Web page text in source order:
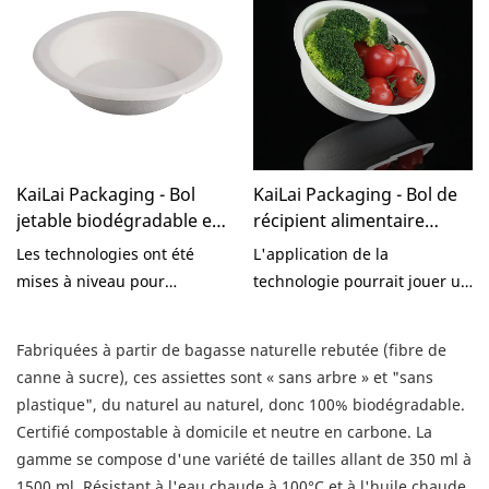
Fabriquées à partir de bagasse naturelle rebutée (fibre de
canne à sucre), ces assiettes sont « sans arbre » et "sans
plastique", du naturel au naturel, donc 100% biodégradable.
Certifié compostable à domicile et neutre en carbone. La
gamme se compose d'une variété de tailles allant de 350 ml à
nous avons mis à niveau les
technologies utilisées dans
notre entreprise.
notre processus de
fabrication à haut
rendement. Dans le(s)
domaine(s) d'application des
plats et assiettes, les produits
d'emballage alimentaire
s'avèrent très utiles.
KaiLai Packaging - Bol
jetable biodégradable en
pulpe de canne à sucre
pour plats à emporter
Les technologies ont été
mises à niveau pour
concurrentiel. Au fur et à
mesure que les technologies
de fabrication progressent,
les performances du bol en
pulpe de canne à sucre
KaiLai Packaging - Bol de
récipient alimentaire
compostable de 12 oz
pulpe de bagasse de
biodégradable
L'application de la
technologie pourrait jouer un
performances physiques et
jetable biodégradable en